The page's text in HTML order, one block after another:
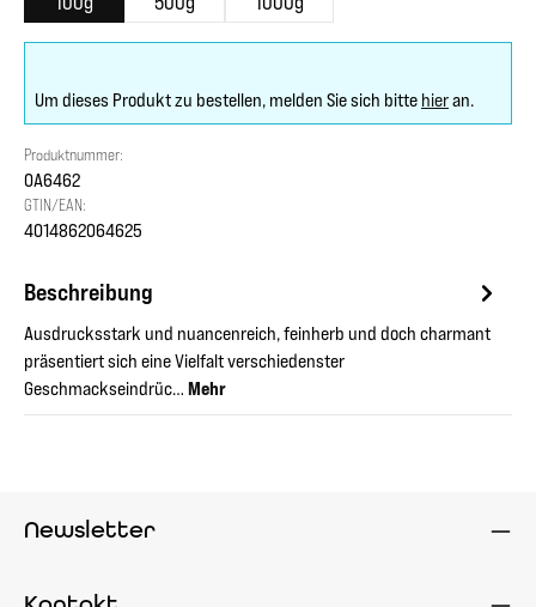
Um dieses Produkt zu bestellen, melden Sie sich bitte hieran.
Produktnummer:
OA6462
GTIN/EAN:
4014862064625
Beschreibung
Ausdrucksstark und nuancenreich, feinherb und doch charmant
präsentiert sich eine Vielfalt verschiedenster
Geschmackseindrüc… Mehr
Newsletter